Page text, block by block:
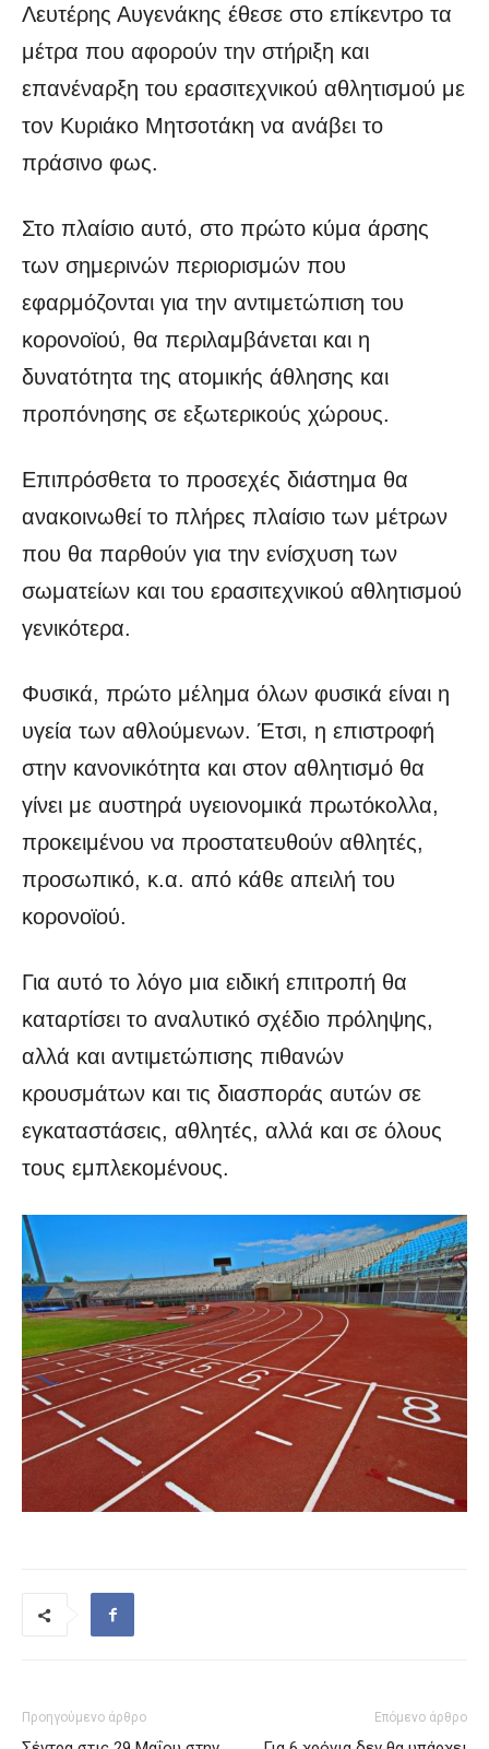
Λευτέρης Αυγενάκης έθεσε στο επίκεντρο τα
μέτρα που αφορούν την στήριξη και
επανέναρξη του ερασιτεχνικού αθλητισμού με
τον Κυριάκο Μητσοτάκη να ανάβει το
πράσινο φως.
Στο πλαίσιο αυτό, στο πρώτο κύμα άρσης
των σημερινών περιορισμών που
εφαρμόζονται για την αντιμετώπιση του
κορονοϊού, θα περιλαμβάνεται και η
δυνατότητα της ατομικής άθλησης και
προπόνησης σε εξωτερικούς χώρους.
Επιπρόσθετα το προσεχές διάστημα θα
ανακοινωθεί το πλήρες πλαίσιο των μέτρων
που θα παρθούν για την ενίσχυση των
σωματείων και του ερασιτεχνικού αθλητισμού
γενικότερα.
Φυσικά, πρώτο μέλημα όλων φυσικά είναι η
υγεία των αθλούμενων. Έτσι, η επιστροφή
στην κανονικότητα και στον αθλητισμό θα
γίνει με αυστηρά υγειονομικά πρωτόκολλα,
προκειμένου να προστατευθούν αθλητές,
προσωπικό, κ.α. από κάθε απειλή του
κορονοϊού.
Για αυτό το λόγο μια ειδική επιτροπή θα
καταρτίσει το αναλυτικό σχέδιο πρόληψης,
αλλά και αντιμετώπισης πιθανών
κρουσμάτων και τις διασποράς αυτών σε
εγκαταστάσεις, αθλητές, αλλά και σε όλους
τους εμπλεκομένους.
Προηγούμενο άρθρο Επόμενο άρθρο